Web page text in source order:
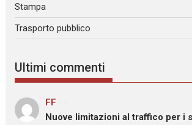
Stampa
Trasporto pubblico
Ultimi commenti
FF
Nuove limitazioni al traffico per i